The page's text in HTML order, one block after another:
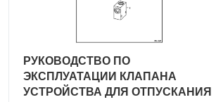
РУКОВОДСТВО ПО
ЭКСПЛУАТАЦИИ КЛАПАНА
УСТРОЙСТВА ДЛЯ ОТПУСКАНИЯ